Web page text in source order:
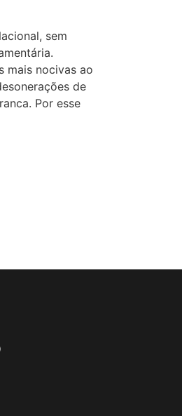
sem
mais nocivas ao
de
Por esse